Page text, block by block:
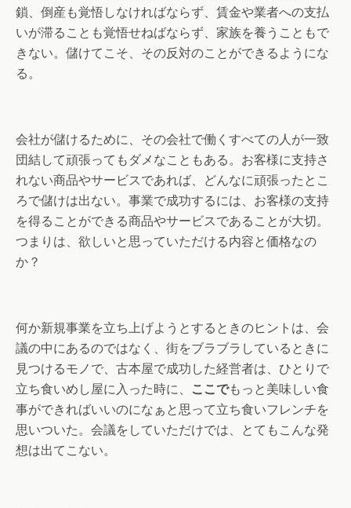
鎖、倒産も覚悟しなければならず、賃金や業者への支払
いが滞ることも覚悟せねばならず、家族を養うこともで
きない。儲けてこそ、その反対のことができるようにな
る。
会社が儲けるために、その会社で働くすべての人が一致
団結して頑張ってもダメなこともある。お客様に支持さ
れない商品やサービスであれば、どんなに頑張ったとこ
ろで儲けは出ない。事業で成功するには、お客様の支持
を得ることができる商品やサービスであることが大切。
つまりは、欲しいと思っていただける内容と価格なの
か？
何か新規事業を立ち上げようとするときのヒントは、会
議の中にあるのではなく、街をブラブラしているときに
見つけるモノで、古本屋で成功した経営者は、ひとりで
立ち食いめし屋に入った時に、
ここでもっと美味しい食
事ができればいいのになぁと思って立ち食いフレンチを
思いついた。会議をしていただけでは、とてもこんな発
想は出てこない。